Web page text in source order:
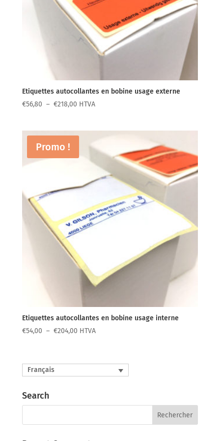
Etiquettes autocollantes en bobine usage externe
€56,80 – €218,00Plage
€56,80
€218,00
HTVA
Promo !
Etiquettes autocollantes en bobine usage interne
€54,00 – €204,00Plage
€54,00
à
HTVA
Français
Search